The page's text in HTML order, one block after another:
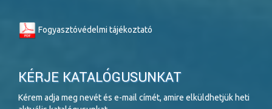
Fogyasztóvédelmi tájékoztató
KÉRJE KATALÓGUSUNKAT
Kérem adja meg nevét és e-mail címét, amire elküldhetjük heti